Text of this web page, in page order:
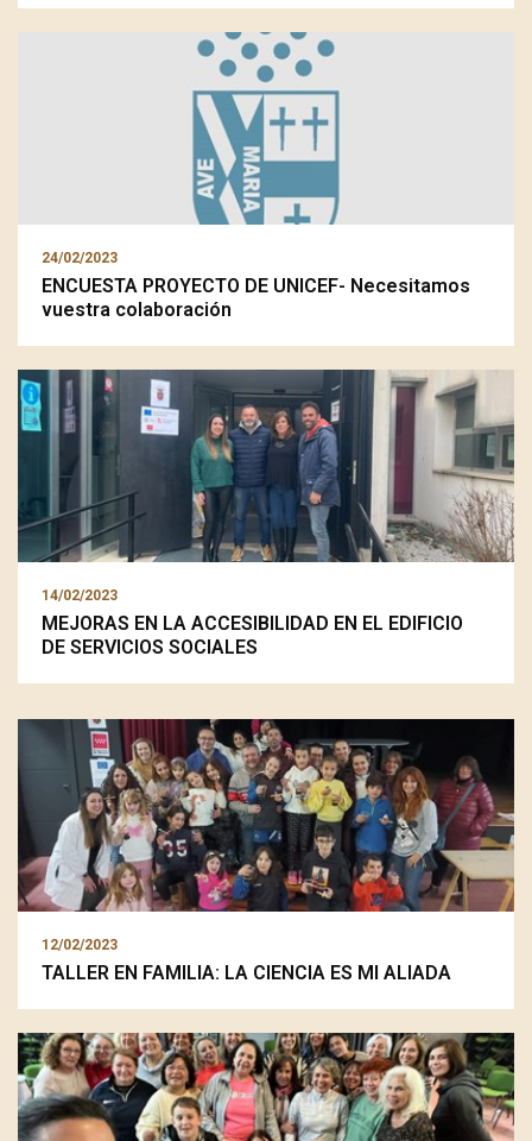
24/02/2023
ENCUESTA PROYECTO DE UNICEF- Necesitamos
vuestra colaboración
14/02/2023
MEJORAS EN LA ACCESIBILIDAD EN EL EDIFICIO
DE SERVICIOS SOCIALES
12/02/2023
TALLER EN FAMILIA: LA CIENCIA ES MI ALIADA